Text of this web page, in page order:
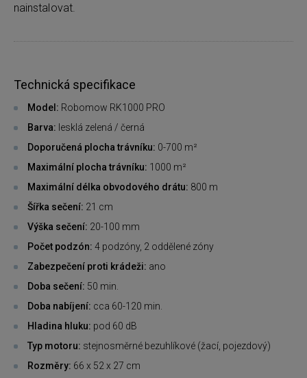
nainstalovat.
Technická specifikace
Model: Robomow RK1000 PRO
Barva: lesklá zelená / černá
Doporučená plocha trávníku: 0-700 m²
Maximální plocha trávníku: 1000 m²
Maximální délka obvodového drátu: 800 m
Šířka sečení: 21 cm
Výška sečení: 20-100 mm
Počet podzón: 4 podzóny, 2 oddělené zóny
Zabezpečení proti krádeži: ano
Doba sečení: 50 min.
Doba nabíjení: cca 60-120 min.
Hladina hluku: pod 60 dB
Typ motoru: stejnosměrné bezuhlíkové (žací, pojezdový)
Rozměry: 66 x 52 x 27 cm